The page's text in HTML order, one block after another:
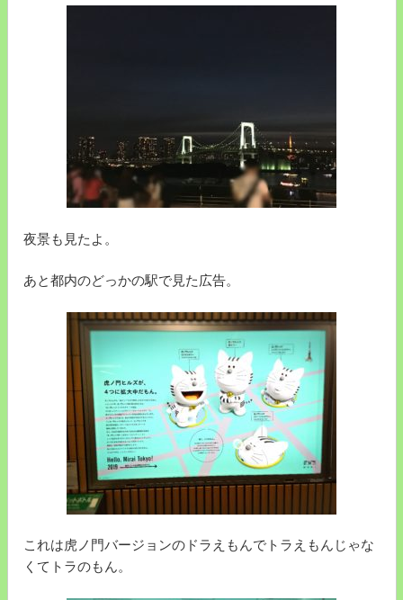
夜景も見たよ。
あと都内のどっかの駅で見た広告。
これは虎ノ門バージョンのドラえもんでトラえもんじゃな
くてトラのもん。